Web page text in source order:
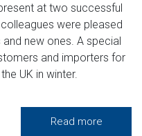
at two successful
were pleased
new ones. A special
and importers for
UK in winter.
Read more